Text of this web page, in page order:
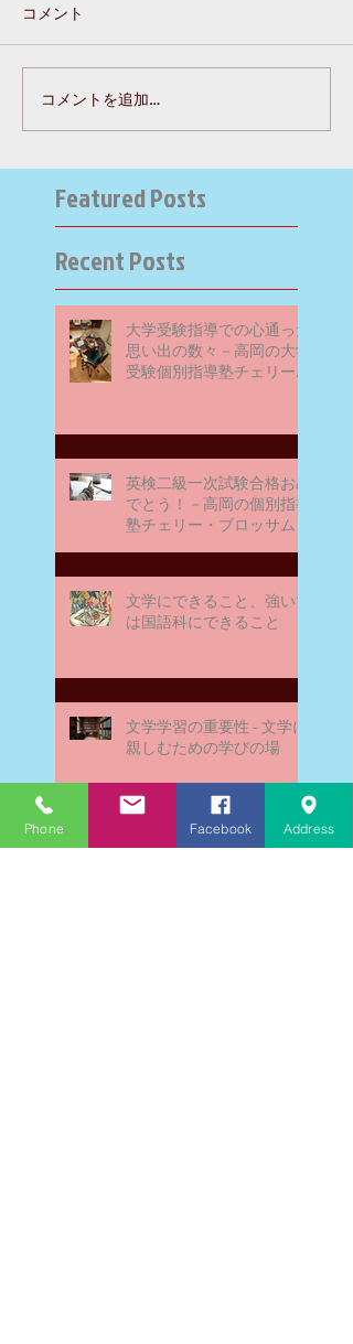
コメント
コメントを追加…
Featured Posts
Recent Posts
大学受験指導での心通った
思い出の数々－高岡の大学
受験個別指導塾チェリー・
英検二級一次試験合格おめ
でとう！－高岡の個別指導
塾チェリー・ブロッサム
文学にできること、強いて
は国語科にできること
文学学習の重要性 - 文学に
親しむための学びの場
なんとまあ春期講習の間
Phone Facebook Address